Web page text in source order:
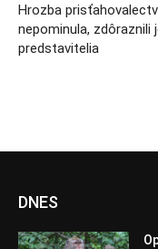
Hrozba
nepominula, zdôraznili
predstavitelia
DNES